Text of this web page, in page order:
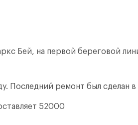
Бей, на первой береговой
Последний ремонт был сделан
52000